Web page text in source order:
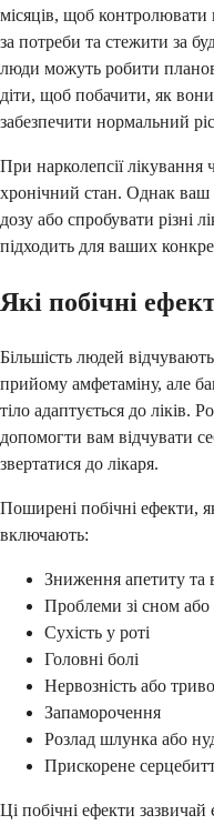
місяців, щоб
за потреби та стежити за
люди можуть робити
діти, щоб побачити, як
забезпечити нормальний
При нарколепсії лікування
хронічний стан. Однак ваш
дозу або спробувати різні
підходить для ваших
Які побічні
Більшість людей
прийому амфетаміну, але
тіло адаптується до ліків.
допомогти вам відчувати
звертатися до лікаря.
Поширені побічні ефекти,
включають:
Зниження апетиту та
Проблеми зі сном або
Сухість у роті
Головні болі
Нервозність або
Запаморочення
Розлад шлунка або
Прискорене
Ці побічні ефекти